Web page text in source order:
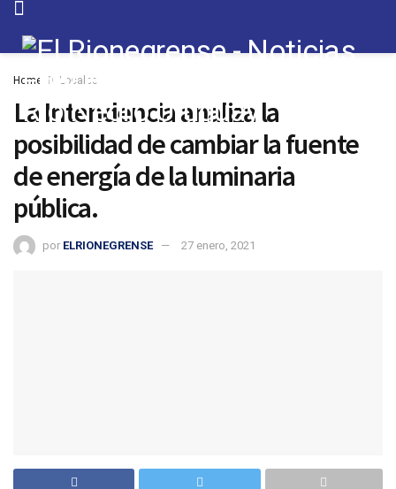
Home Locales
La Intendencia analiza la
posibilidad de cambiar la fuente
de energía de la luminaria
pública.
por ELRIONEGRENSE 27 enero, 2021